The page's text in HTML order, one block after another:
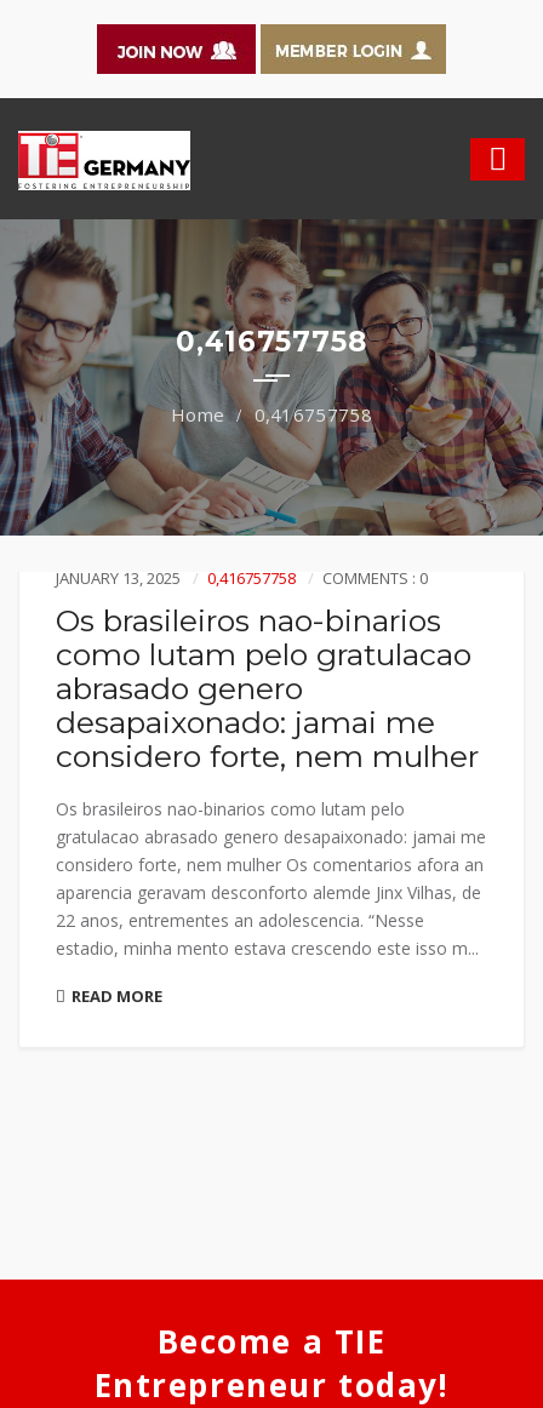
0,416757758
0,416757758
JANUARY 13, 2025 0,416757758 COMMENTS : 0
Os brasileiros nao-binarios
como lutam pelo gratulacao
abrasado genero
desapaixonado: jamai me
considero forte, nem mulher
Os brasileiros nao-binarios como lutam pelo
gratulacao abrasado genero desapaixonado: jamai me
considero forte, nem mulher Os comentarios afora an
aparencia geravam desconforto alemde Jinx Vilhas, de
22 anos, entrementes an adolescencia. “Nesse
estadio, minha mento estava crescendo este isso m...
READ MORE
Become a TIE
Entrepreneur today!